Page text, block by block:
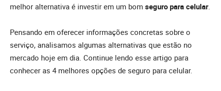
melhor alternativa é investir em um bom seguro para celular.
Pensando em oferecer informações concretas sobre o
serviço, analisamos algumas alternativas que estão no
mercado hoje em dia. Continue lendo esse artigo para
conhecer as 4 melhores opções de seguro para celular.